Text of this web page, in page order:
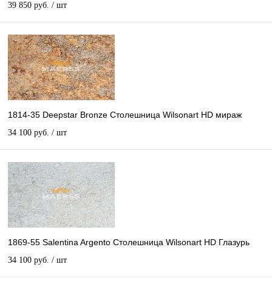
39 850 руб. / шт
1814-35 Deepstar Bronze Столешница Wilsonart HD мираж
34 100 руб. / шт
1869-55 Salentina Argento Столешница Wilsonart HD Глазурь
34 100 руб. / шт